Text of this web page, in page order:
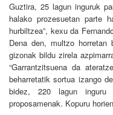
Guztira, 25 lagun inguruk
halako prozesuetan parte
hurbiltzea”, kexu da
Dena den, multzo horretan
gizonak bildu zirela
“Garrantzitsuena da
beharretatik sortua izango
bidez, 220 lagun
proposamenak. Kopuru